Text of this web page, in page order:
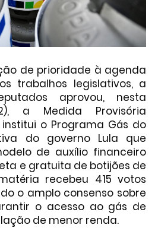
de prioridade à agenda
trabalhos legislativos, a
aprovou, nesta
a Medida Provisória
institui o Programa Gás do
do governo Lula que
de auxílio financeiro
e gratuita de botijões de
recebeu 415 votos
o amplo consenso sobre
o acesso ao gás de
de menor renda.